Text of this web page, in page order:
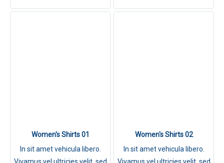
Women's Shirts 01
In sit amet vehicula libero.
Women's Shirts 02
In sit amet vehicula libero.